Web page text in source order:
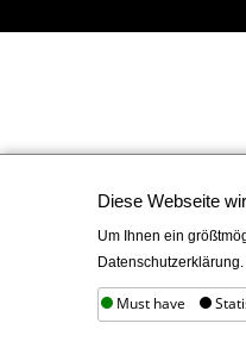
Diese Webseite
Um Ihnen ein
Datenschutzerklärung.
Must have